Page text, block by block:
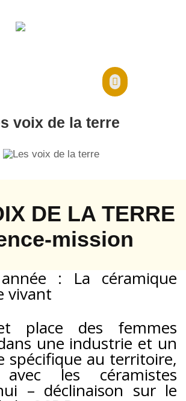
voix de la terre
cie
DE LA TERRE
mission
: La céramique
vivant
place des femmes
une industrie et un
spécifique au territoire,
les céramistes
– déclinaison sur le